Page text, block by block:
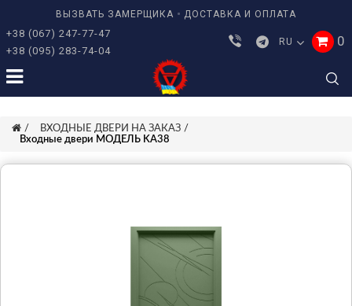
ВЫЗВАТЬ ЗАМЕРЩИКА ДОСТАВКА И ОПЛАТА
+38 (067) 247-77-47
+38 (095) 283-74-04
RU 0
ВХОДНЫЕ ДВЕРИ НА ЗАКАЗ
Входные двери МОДЕЛЬ KA38